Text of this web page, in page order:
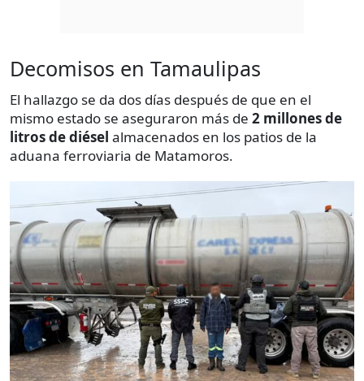
Decomisos en Tamaulipas
El hallazgo se da dos días después de que en el
mismo estado se aseguraron más de 2 millones de
litros de diésel almacenados en los patios de la
aduana ferroviaria de Matamoros.